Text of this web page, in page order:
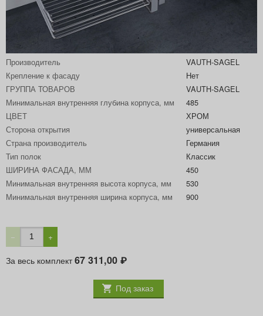
Артикул
Производитель
VAUTH-SAGEL
Крепление к фасаду
Нет
ГРУППА ТОВАРОВ
VAUTH-SAGEL
Минимальная внутренняя глубина корпуса, мм
485
ЦВЕТ
ХРОМ
Сторона открытия
универсальная
Страна производитель
Германия
Тип полок
Классик
ШИРИНА ФАСАДА, ММ
450
Минимальная внутренняя высота корпуса, мм
530
Минимальная внутренняя ширина корпуса, мм
900
− +
За весь комплект67 311,00 ₽
Под заказ